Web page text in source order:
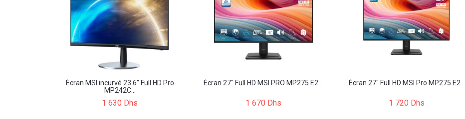
Écran MSI incurvé 23.6" Full HD Pro
MP242C...
1 630 Dhs
Écran 27" Full HD MSI PRO MP275 E2...
1 670 Dhs
Écran 27" Full HD MSI Pro MP275 E2...
1 720 Dhs